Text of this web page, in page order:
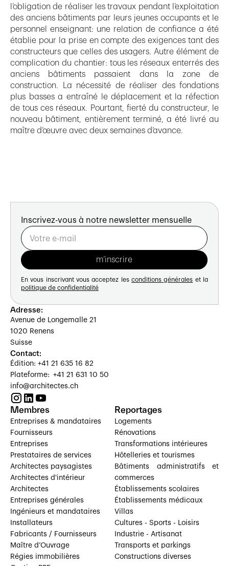
l’obligation de réaliser les travaux pendant l’exploitation
des anciens bâtiments par leurs jeunes occupants et le
personnel enseignant: une relation de confiance a été
établie pour la prise en compte des exigences tant des
constructeurs que celles des usagers. Autre élément de
complication du chantier: tous les réseaux enterrés des
anciens bâtiments passaient dans la zone de
construction. La nécessité de réaliser des fondations
plus basses a entraîné le déplacement et la réfection
de tous ces réseaux. Pourtant, fierté du constructeur, le
nouveau bâtiment, entièrement terminé, a été livré au
maître d’œuvre avec deux semaines d’avance.
Inscrivez-vous à notre newsletter mensuelle
En vous inscrivant vous acceptez les conditions générales et la
politique de confidentialité
Adresse:
Avenue de Longemalle 21
1020 Renens
Suisse
Contact:
Édition: +41 21 635 16 82
Plateforme: +41 21 631 10 50
info@architectes.ch
Membres
Entreprises & mandataires
Fournisseurs
Entreprises
Prestataires de services
Architectes paysagistes
Architectes d'intérieur
Architectes
Entreprises générales
Ingénieurs et mandataires
Installateurs
Fabricants / Fournisseurs
Maître d’Ouvrage
Régies immobilières
Reportages
Logements
Rénovations
Transformations intérieures
Hôtelleries et tourismes
Bâtiments administratifs et
commerces
Établissements scolaires
Établissements médicaux
Villas
Cultures - Sports - Loisirs
Industrie - Artisanat
Transports et parkings
Constructions diverses